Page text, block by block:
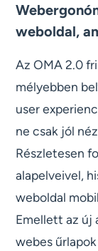
weboldal,
Az OMA 2.0
mélyebben
user
ne csak jól
Részletesen
alapelveivel,
weboldal
Emellett az új
webes